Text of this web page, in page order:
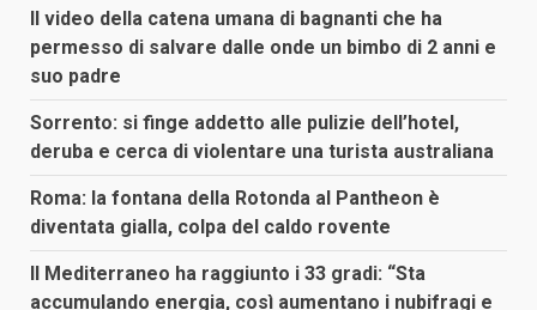
Il video della catena umana di bagnanti che ha
permesso di salvare dalle onde un bimbo di 2 anni e
suo padre
Sorrento: si finge addetto alle pulizie dell’hotel,
deruba e cerca di violentare una turista australiana
Roma: la fontana della Rotonda al Pantheon è
diventata gialla, colpa del caldo rovente
Il Mediterraneo ha raggiunto i 33 gradi: “Sta
accumulando energia, così aumentano i nubifragi e